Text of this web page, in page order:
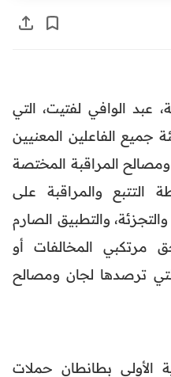
عبد الوافي لفتيت، التي
جميع الفاعلين المعنيين
المراقبة المختصة
التتبع والمراقبة على
والتطبيق الصارم
مرتكبي المخالفات أو
ترصدها لجان ومصالح
الأولى بطانطان حملات